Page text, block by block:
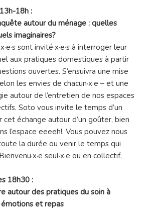
18h :
autour du ménage : quelles
imaginaires?
sont invité·x·e·s à interroger leur
aux pratiques domestiques à partir
ouvertes. S’ensuivra une mise
les envies de chacun·x·e – et une
autour de l’entretien de nos espaces
Soto vous invite le temps d’un
cet échange autour d’un goûter, bien
l’espace eeeeh!. Vous pouvez nous
la durée ou venir le temps qui
seul·x·e ou en collectif.
18h30 :
autour des pratiques du soin à
émotions et repas